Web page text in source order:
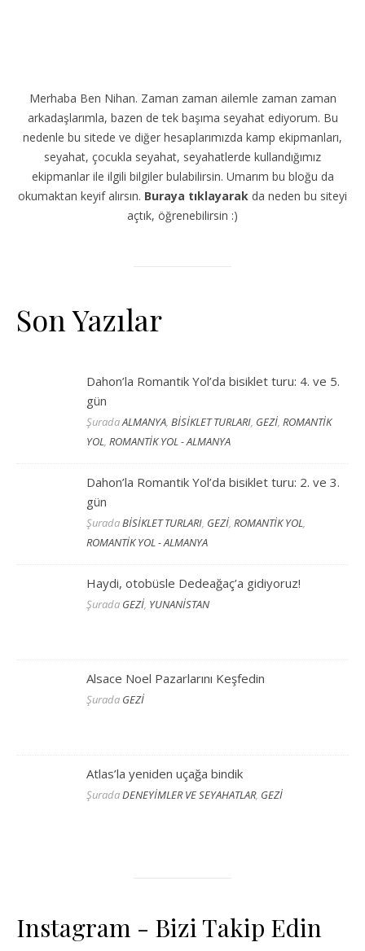
Merhaba Ben Nihan. Zaman zaman ailemle zaman zaman
arkadaşlarımla, bazen de tek başıma seyahat ediyorum. Bu
nedenle bu sitede ve diğer hesaplarımızda kamp ekipmanları,
seyahat, çocukla seyahat, seyahatlerde kullandığımız
ekipmanlar ile ilgili bilgiler bulabilirsin. Umarım bu bloğu da
okumaktan keyif alırsın. Buraya tıklayarak da neden bu siteyi
açtık, öğrenebilirsin :)
Son Yazılar
Dahon’la Romantik Yol’da bisiklet turu: 4. ve 5.
gün
ŞuradaALMANYA,BİSİKLET TURLARI, GEZİ,ROMANTİK
YOL,ROMANTİK YOL - ALMANYA
Dahon’la Romantik Yol’da bisiklet turu: 2. ve 3.
gün
ŞuradaBİSİKLET TURLARI, GEZİ,ROMANTİK YOL,
ROMANTİK YOL - ALMANYA
Haydi, otobüsle Dedeağaç’a gidiyoruz!
Şurada GEZİ, YUNANİSTAN
Alsace Noel Pazarlarını Keşfedin
Şurada GEZİ
Atlas’la yeniden uçağa bindik
ŞuradaDENEYİMLER VE SEYAHATLAR, GEZİ
Instagram - Bizi Takip Edin